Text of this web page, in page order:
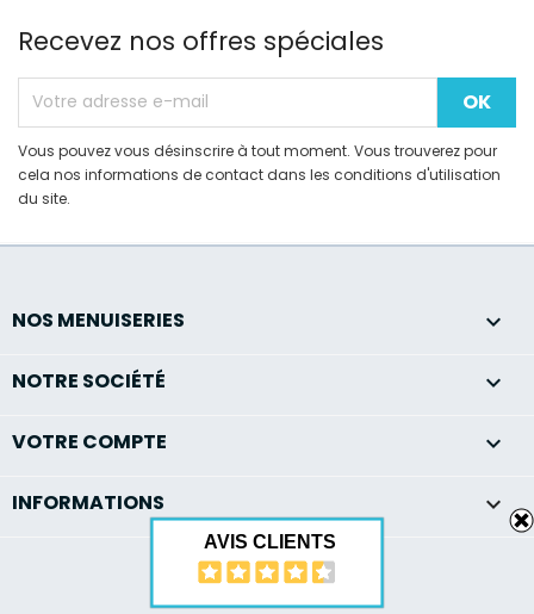
Recevez nos offres spéciales
Vous pouvez vous désinscrire à tout moment. Vous trouverez pour
cela nos informations de contact dans les conditions d'utilisation
du site.
NOS MENUISERIES 
NOTRE SOCIÉTÉ 
VOTRE COMPTE 
INFORMATIONS keyboard_arrow_down
AVIS CLIENTS